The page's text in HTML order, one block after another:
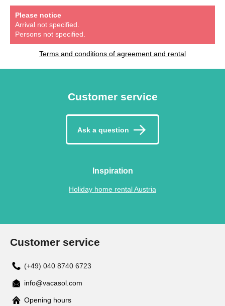
Please notice
Arrival not specified.
Persons not specified.
Terms and conditions of agreement and rental
Customer service
Ask a question
Inspiration
Holiday home rental Austria
Customer service
(+49) 040 8740 6723
info@vacasol.com
Opening hours